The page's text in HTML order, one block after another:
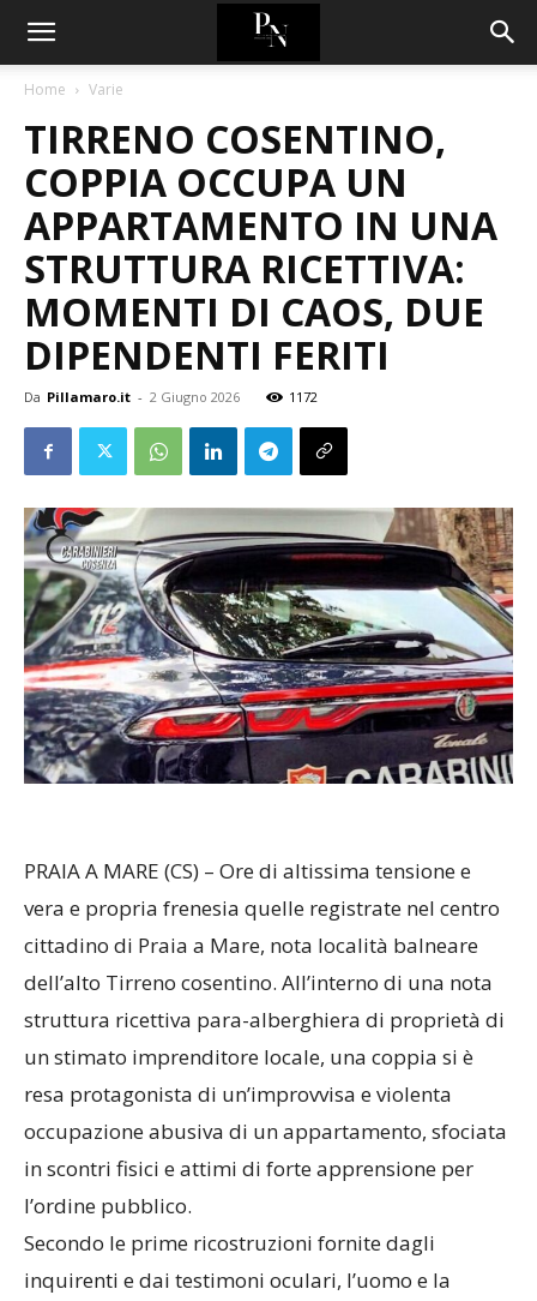
Home Varie
TIRRENO COSENTINO,
COPPIA OCCUPA UN
APPARTAMENTO IN UNA
STRUTTURA RICETTIVA:
MOMENTI DI CAOS, DUE
DIPENDENTI FERITI
Da Pillamaro.it - 2 Giugno 2026 1172
​PRAIA A MARE (CS) – Ore di altissima tensione e
vera e propria frenesia quelle registrate nel centro
cittadino di Praia a Mare, nota località balneare
dell’alto Tirreno cosentino. All’interno di una nota
struttura ricettiva para-alberghiera di proprietà di
un stimato imprenditore locale, una coppia si è
resa protagonista di un’improvvisa e violenta
occupazione abusiva di un appartamento, sfociata
in scontri fisici e attimi di forte apprensione per
l’ordine pubblico.
​Secondo le prime ricostruzioni fornite dagli
inquirenti e dai testimoni oculari, l’uomo e la